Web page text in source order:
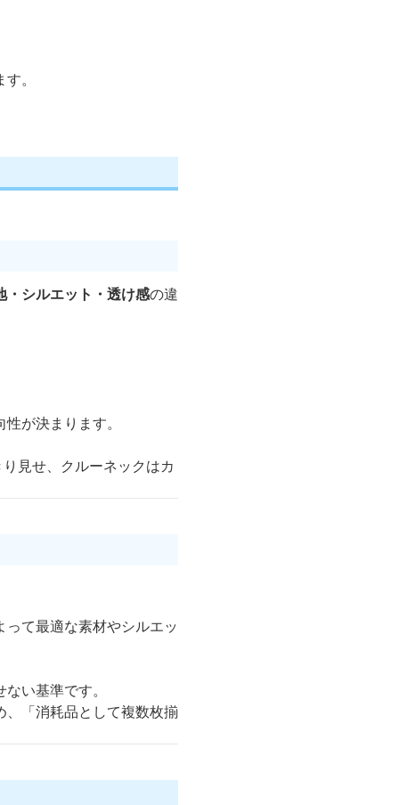
。
・シルエット・透け感の違
が決まります。
見せ、クルーネックはカ
って最適な素材やシルエッ
い基準です。
、「消耗品として複数枚揃